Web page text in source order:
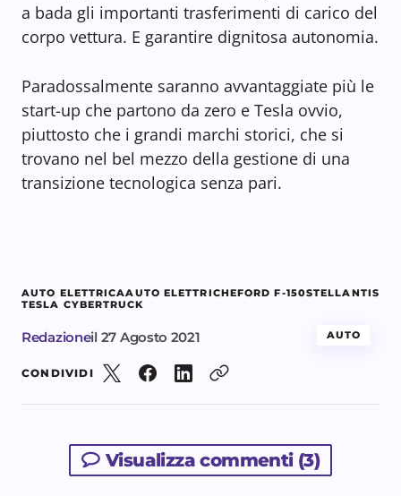
a bada gli importanti trasferimenti di carico del
corpo vettura. E garantire dignitosa autonomia.
Paradossalmente saranno avvantaggiate più le
start-up che partono da zero e Tesla ovvio,
piuttosto che i grandi marchi storici, che si
trovano nel bel mezzo della gestione di una
transizione tecnologica senza pari.
AUTO ELETTRICAAUTO ELETTRICHEFORD F-150STELLANTIS
TESLA CYBERTRUCK
Redazioneil 27 Agosto 2021 AUTO
CONDIVIDI
Visualizza commenti (3)